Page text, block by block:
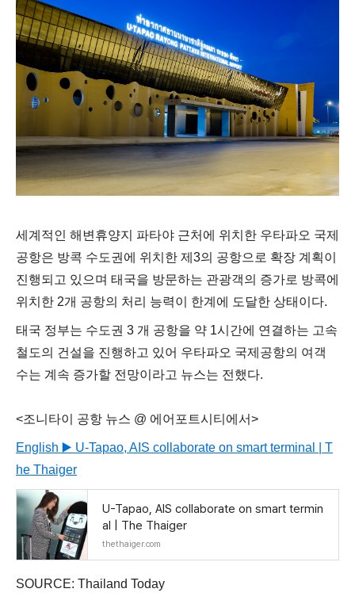
세계적인 해변휴양지 파타야 근처에 위치한 우타파오 국제
공항은 방콕 수도권에 위치한 제3의 공항으로 확장 계획이
진행되고 있으며 태국을 방문하는 관광객의 증가로 방콕에
위치한 2개 공항의 처리 능력이 한계에 도달한 상태이다.
태국 정부는 수도권 3 개 공항을 약 1시간에 연결하는 고속
철도의 건설을 진행하고 있어 우타파오 국제공항의 여객
수는 계속 증가할 전망이라고 뉴스는 전했다.
<조니타이 공항 뉴스 @ 에어포트시티에서>
English ▶️ U-Tapao, AIS collaborate on smart terminal | T
he Thaiger
U-Tapao, AIS collaborate on smart termin
al | The Thaiger
thethaiger.com
SOURCE: Thailand Today